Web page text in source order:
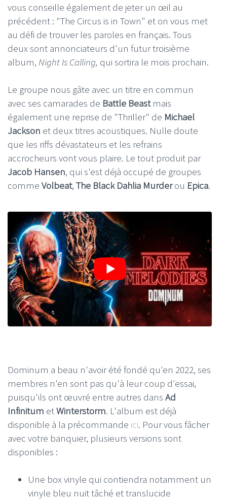
vous conseille également de jeter un œil au
précédent : "The Circus is in Town" et on vous met
au défi de trouver les paroles en français. Tous
deux sont annonciateurs d'un futur troisième
album, Night Is Calling, qui sortira le mois prochain.
Le groupe nous gâte avec un titre en commun
avec ses camarades de Battle Beastmais
également une reprise de "Thriller" de Michael
Jackson et deux titres acoustiques. Nulle doute
que les riffs dévastateurs et les refrains
accrocheurs vont vous plaire. Le tout produit par
Jacob Hansen, qui s'est déjà occupé de groupes
comme Volbeat, The Black Dahlia Murderou Epica.
Dominum a beau n'avoir été fondé qu'en 2022, ses
membres n'en sont pas qu'à leur coup d'essai,
puisqu'ils ont œuvré entre autres dans Ad
Infinitum etWinterstorm. L'album est déjà
disponible à la précommande ici. Pour vous fâcher
avec votre banquier, plusieurs versions sont
disponibles :
Une box vinyle qui contiendra notamment un
vinyle bleu nuit tâché et translucide